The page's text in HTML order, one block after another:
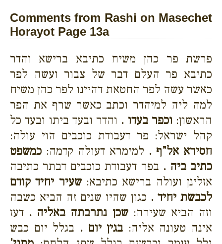
Comments from Rashi on Masechet
Horayot Page 13a
פרשת פר כהן משיח כתיבא ברישא והדר
כתיבא פר העלם דבר של צבור ועשה לפר
כאשר עשה לפר החטאת דהיינו לפר כהן משיח
למה ליה למיהדר וכתב כאשר שרף את הפר
הראשון: וכפר בעדו . והדר ובעד ביתו ובעד כל
קהל ישראל: פר דעבודת כוכבים הוי עולה:
חסירא אל"ף . למימרא דעולה קדמה: כמשפט
כתיב ביה . בפר דעבודת כוכבים דבתר כתיבה
אזלינן ועולה ברישא כתיבא:שעיר יחיד קודם
לכבשת יחיד . כגון שהיו שנים זה הביא כשבה
וזה הביא שעירה:שכן נתרבתה באליה . דעז
אינה טעונה אליה: בגין יום . בגלל יום כבש